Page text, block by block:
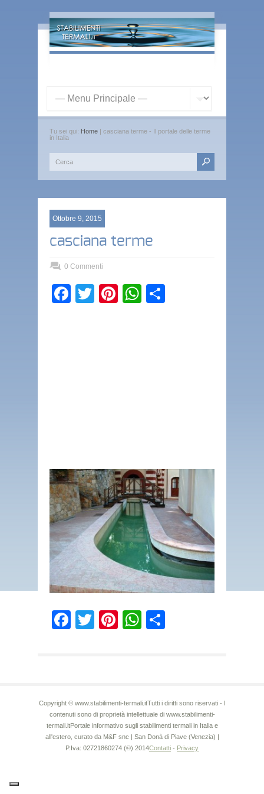
Tu sei qui: Home | casciana terme - Il portale delle terme
in Italia
Ottobre 9, 2015
casciana terme
0 Commenti
Facebook
TwitterPinterest
WhatsApp
Facebook
TwitterPinterest
WhatsApp
Copyright © www.stabilimenti-termali.itTutti i diritti sono riservati - I
contenuti sono di proprietà intellettuale di www.stabilimenti-
termali.itPortale informativo sugli stabilimenti termali in Italia e
all'estero, curato da M&F snc | San Donà di Piave (Venezia) |
P.Iva: 02721860274 (©) 2014Contatti - Privacy